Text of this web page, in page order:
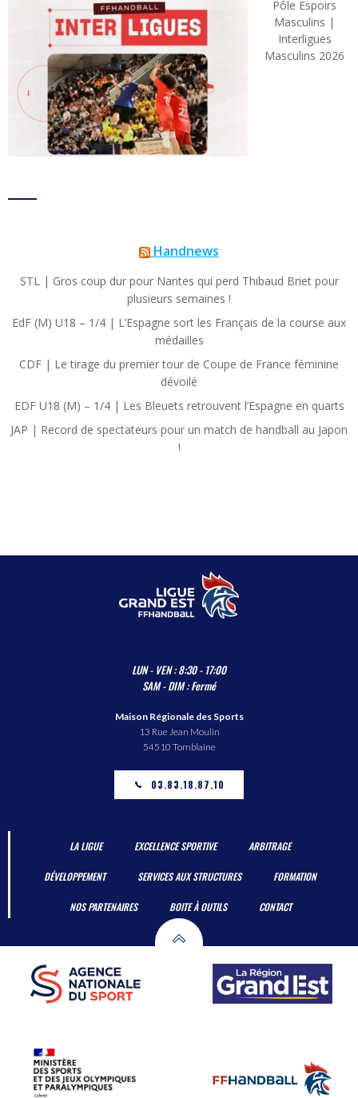
Pôle Espoirs
Masculins |
Interligues
Masculins 2026
Handnews
STL | Gros coup dur pour Nantes qui perd Thibaud Briet pour
plusieurs semaines !
EdF (M) U18 – 1/4 | L’Espagne sort les Français de la course aux
médailles
CDF | Le tirage du premier tour de Coupe de France féminine
dévoilé
EDF U18 (M) – 1/4 | Les Bleuets retrouvent l’Espagne en quarts
JAP | Record de spectateurs pour un match de handball au Japon
!
LUN - VEN : 8:30 - 17:00
SAM - DIM : Fermé
Maison Régionale des Sports
13 Rue Jean Moulin
54510 Tomblaine
03.83.18.87.10
LA LIGUE EXCELLENCE SPORTIVE ARBITRAGE
DÉVELOPPEMENT SERVICES AUX STRUCTURES FORMATION
NOS PARTENAIRES BOITE À OUTILS CONTACT